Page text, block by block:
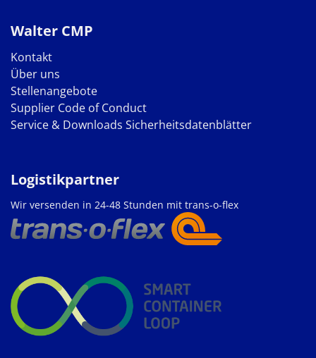
Walter CMP
Kontakt
Über uns
Stellenangebote
Supplier Code of Conduct
Service & Downloads Sicherheitsdatenblätter
Logistikpartner
Wir versenden in 24-48 Stunden mit trans-o-flex